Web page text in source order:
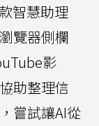
智慧助理
覽器側欄
影
助整理信
嘗試讓AI從